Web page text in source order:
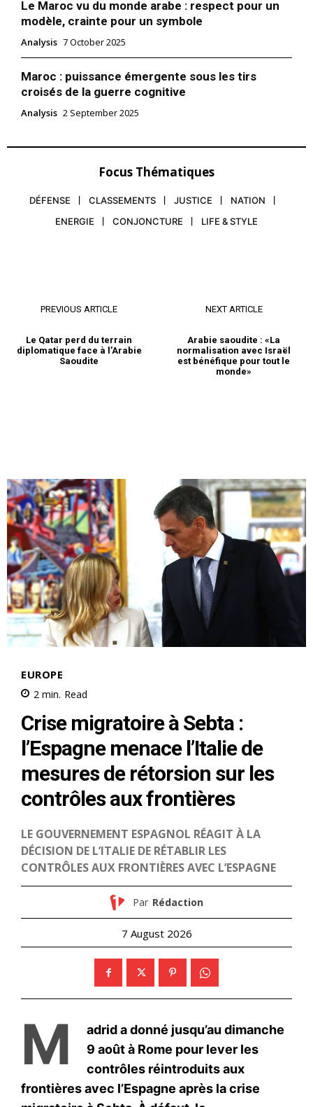
Le Maroc vu du monde arabe : respect pour un
modèle, crainte pour un symbole
Analysis 7 October 2025
Maroc : puissance émergente sous les tirs
croisés de la guerre cognitive
Analysis 2 September 2025
Focus Thématiques
DÉFENSE CLASSEMENTS JUSTICE
NATION
ENERGIE
CONJONCTURE LIFE & STYLE
PREVIOUS ARTICLE
Le Qatar perd du terrain
diplomatique face à l’Arabie
Saoudite
NEXT ARTICLE
Arabie saoudite : «La
normalisation avec Israël
est bénéfique pour tout le
monde»